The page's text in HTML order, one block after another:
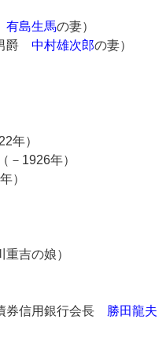
有島生馬の妻）
爵 中村雄次郎の妻）
年）
1926年）
）
吉の娘）
信用銀行会長 勝田龍夫